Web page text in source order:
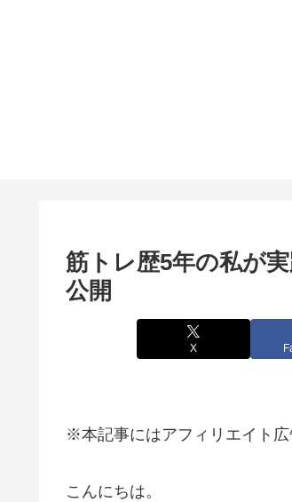
筋トレ歴5年の私が
公開
X
※本記事にはアフィリエイト広
こんにちは。